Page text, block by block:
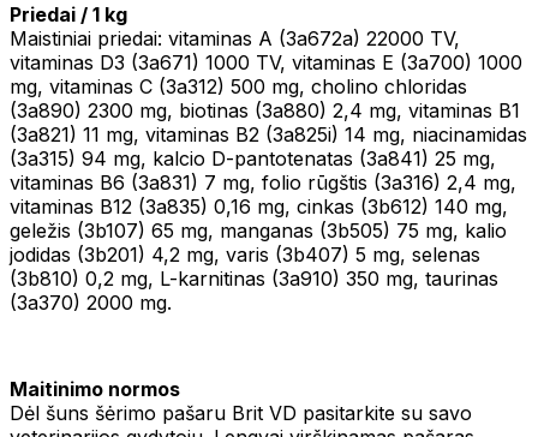
Priedai / 1 kg
Maistiniai priedai: vitaminas A (3a672a) 22000 TV,
vitaminas D3 (3a671) 1000 TV, vitaminas E (3a700) 1000
mg, vitaminas C (3a312) 500 mg, cholino chloridas
(3a890) 2300 mg, biotinas (3a880) 2,4 mg, vitaminas B1
(3a821) 11 mg, vitaminas B2 (3a825i) 14 mg, niacinamidas
(3a315) 94 mg, kalcio D-pantotenatas (3a841) 25 mg,
vitaminas B6 (3a831) 7 mg, folio rūgštis (3a316) 2,4 mg,
vitaminas B12 (3a835) 0,16 mg, cinkas (3b612) 140 mg,
geležis (3b107) 65 mg, manganas (3b505) 75 mg, kalio
jodidas (3b201) 4,2 mg, varis (3b407) 5 mg, selenas
(3b810) 0,2 mg, L-karnitinas (3a910) 350 mg, taurinas
(3a370) 2000 mg.
Maitinimo normos
Dėl šuns šėrimo pašaru Brit VD pasitarkite su savo